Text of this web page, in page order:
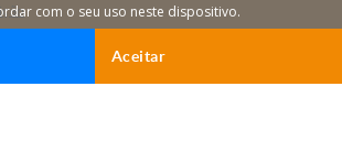
Email
2026 Todos os direitos reservados.
com o seu uso neste dispositivo.
Aceitar